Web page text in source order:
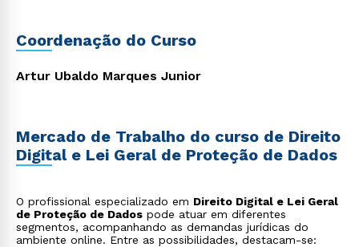
Coordenação do Curso
Artur Ubaldo Marques Junior
Mercado de Trabalho do curso de Direito
Digital e Lei Geral de Proteção de Dados
O profissional especializado em Direito Digital e Lei Geral
de Proteção de Dados pode atuar em diferentes
segmentos, acompanhando as demandas jurídicas do
ambiente online. Entre as possibilidades, destacam-se: